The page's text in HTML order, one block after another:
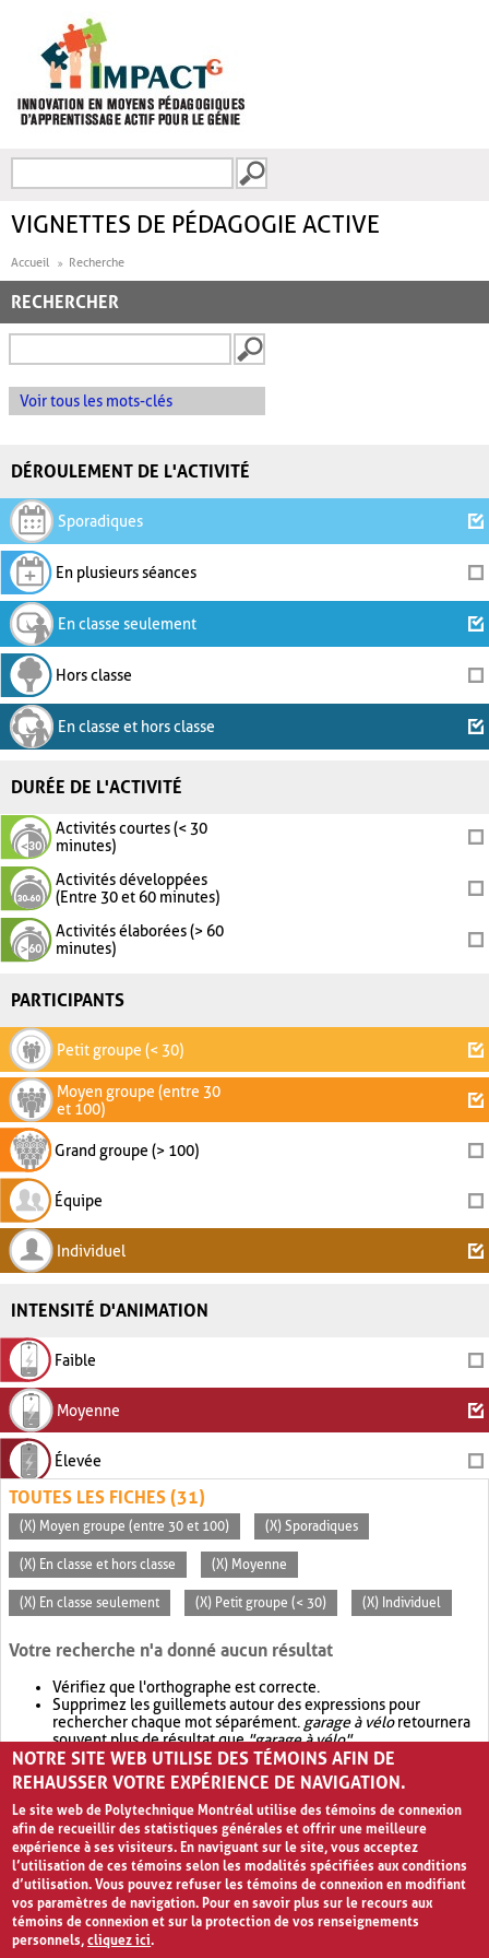
FORMULAIRE DE
VIGNETTES DE PÉDAGOGIE ACTIVE
Accueil Recherche
RECHERCHER
Voir tous les mots-clés
DÉROULEMENT DE L'ACTIVITÉ
Sporadiques
En plusieurs séances
En classe seulement
Hors classe
En classe et hors classe
DURÉE DE L'ACTIVITÉ
Activités courtes (< 30
minutes)
Activités développées
(Entre 30 et 60 minutes)
Activités élaborées (> 60
minutes)
PARTICIPANTS
Petit groupe (< 30)
Moyen groupe (entre 30
et 100)
Grand groupe (> 100)
Équipe
Individuel
INTENSITÉ D'ANIMATION
Faible
Moyenne
Élevée
TOUTES LES FICHES (31)
(X) Moyen groupe (entre 30 et 100) (X) Sporadiques
(X) En classe et hors classe (X) Moyenne
(X) En classe seulement (X) Petit groupe (< 30) (X) Individuel
Votre recherche n'a donné aucun résultat
Vérifiez que l'orthographe est correcte.
Supprimez les guillemets autour des expressions pour
rechercher chaque mot séparément. garage à véloretournera
souvent plus de résultat que"garage à vélo".
Envisagez d'élargir votre recherche avec OR.garage OR vélo
retournera souvent plus de résultat quegarage à vélo
NOTRE SITE WEB UTILISE DES TÉMOINS AFIN DE
REHAUSSER VOTRE EXPÉRIENCE DE NAVIGATION.
Le site web de Polytechnique Montréal utilise des témoins de connexion
afin de recueillir des statistiques générales et offrir une meilleure
expérience à ses visiteurs. En naviguant sur le site, vous acceptez
l’utilisation de ces témoins selon les modalités spécifiées aux conditions
d’utilisation. Vous pouvez refuser les témoins de connexion en modifiant
vos paramètres de navigation. Pour en savoir plus sur le recours aux
témoins de connexion et sur la protection de vos renseignements
personnels,cliquez ici.